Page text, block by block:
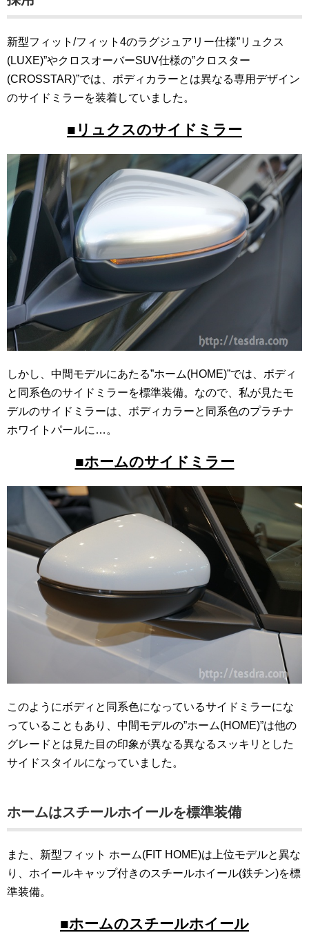
新型フィット/フィット4のラグジュアリー仕様”リュクス
(LUXE)”やクロスオーバーSUV仕様の”クロスター
(CROSSTAR)”では、ボディカラーとは異なる専用デザイン
のサイドミラーを装着していました。
■リュクスのサイドミラー
しかし、中間モデルにあたる”ホーム(HOME)”では、ボディ
と同系色のサイドミラーを標準装備。なので、私が見たモ
デルのサイドミラーは、ボディカラーと同系色のプラチナ
ホワイトパールに…。
■ホームのサイドミラー
このようにボディと同系色になっているサイドミラーにな
っていることもあり、中間モデルの”ホーム(HOME)”は他の
グレードとは見た目の印象が異なる異なるスッキリとした
サイドスタイルになっていました。
ホームはスチールホイールを標準装備
また、新型フィット ホーム(FIT HOME)は上位モデルと異な
り、ホイールキャップ付きのスチールホイール(鉄チン)を標
準装備。
■ホームのスチールホイール